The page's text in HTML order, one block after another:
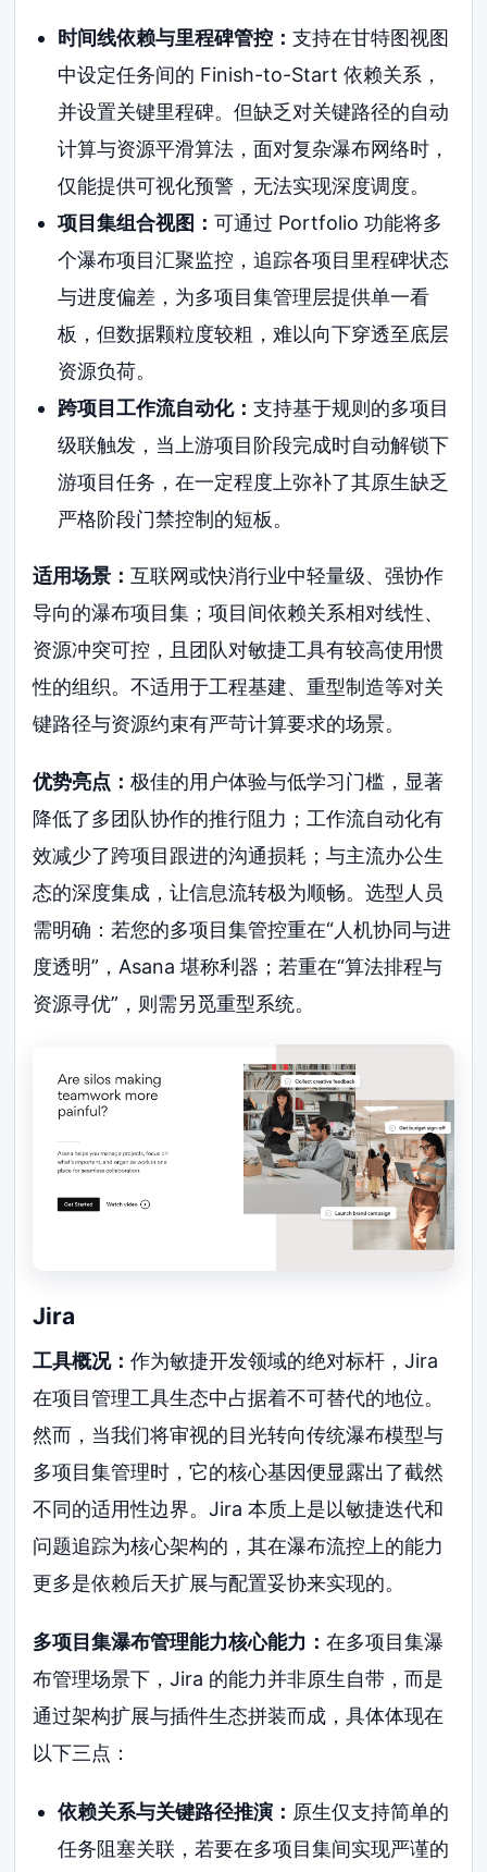
时间线依赖与里程碑管控： 支持在甘特图视图
中设定任务间的 Finish-to-Start 依赖关系，
并设置关键里程碑。但缺乏对关键路径的自动
计算与资源平滑算法，面对复杂瀑布网络时，
仅能提供可视化预警，无法实现深度调度。
项目集组合视图： 可通过 Portfolio 功能将多
个瀑布项目汇聚监控，追踪各项目里程碑状态
与进度偏差，为多项目集管理层提供单一看
板，但数据颗粒度较粗，难以向下穿透至底层
资源负荷。
跨项目工作流自动化： 支持基于规则的多项目
级联触发，当上游项目阶段完成时自动解锁下
游项目任务，在一定程度上弥补了其原生缺乏
严格阶段门禁控制的短板。
适用场景：互联网或快消行业中轻量级、强协作
导向的瀑布项目集；项目间依赖关系相对线性、
资源冲突可控，且团队对敏捷工具有较高使用惯
性的组织。不适用于工程基建、重型制造等对关
键路径与资源约束有严苛计算要求的场景。
优势亮点：极佳的用户体验与低学习门槛，显著
降低了多团队协作的推行阻力；工作流自动化有
效减少了跨项目跟进的沟通损耗；与主流办公生
态的深度集成，让信息流转极为顺畅。选型人员
需明确：若您的多项目集管控重在“人机协同与进
度透明”，Asana 堪称利器；若重在“算法排程与
资源寻优”，则需另觅重型系统。
Jira
工具概况：作为敏捷开发领域的绝对标杆，Jira
在项目管理工具生态中占据着不可替代的地位。
然而，当我们将审视的目光转向传统瀑布模型与
多项目集管理时，它的核心基因便显露出了截然
不同的适用性边界。Jira 本质上是以敏捷迭代和
问题追踪为核心架构的，其在瀑布流控上的能力
更多是依赖后天扩展与配置妥协来实现的。
多项目集瀑布管理能力核心能力：在多项目集瀑
布管理场景下，Jira 的能力并非原生自带，而是
通过架构扩展与插件生态拼装而成，具体体现在
以下三点：
依赖关系与关键路径推演： 原生仅支持简单的
任务阻塞关联，若要在多项目集间实现严谨的